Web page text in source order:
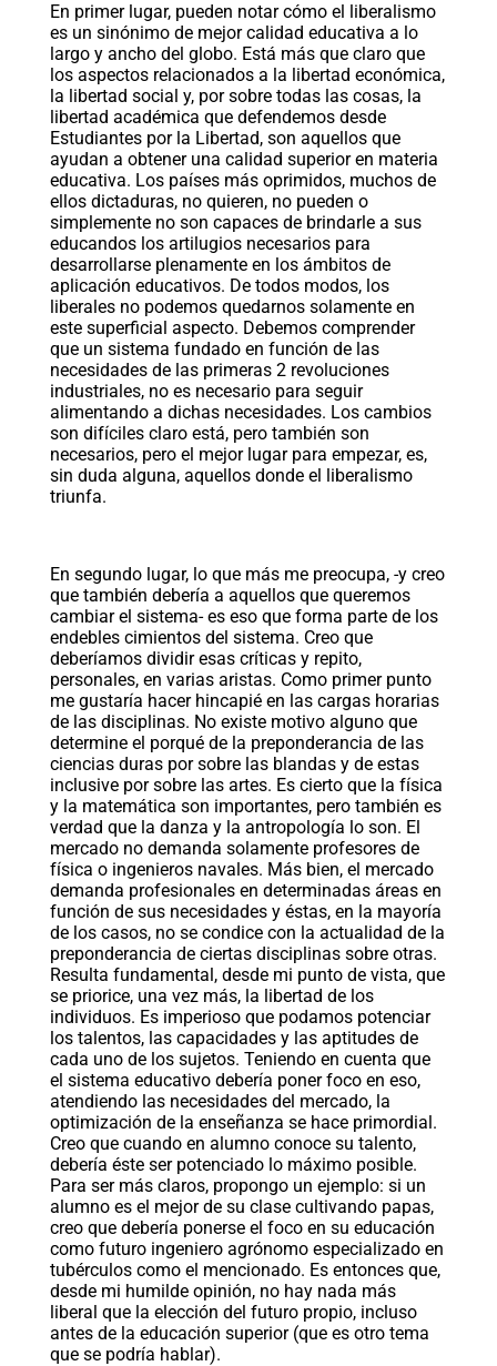
En primer lugar, pueden notar cómo el liberalismo
es un sinónimo de mejor calidad educativa a lo
largo y ancho del globo. Está más que claro que
los aspectos relacionados a la libertad económica,
la libertad social y, por sobre todas las cosas, la
libertad académica que defendemos desde
Estudiantes por la Libertad, son aquellos que
ayudan a obtener una calidad superior en materia
educativa. Los países más oprimidos, muchos de
ellos dictaduras, no quieren, no pueden o
simplemente no son capaces de brindarle a sus
educandos los artilugios necesarios para
desarrollarse plenamente en los ámbitos de
aplicación educativos. De todos modos, los
liberales no podemos quedarnos solamente en
este superficial aspecto. Debemos comprender
que un sistema fundado en función de las
necesidades de las primeras 2 revoluciones
industriales, no es necesario para seguir
alimentando a dichas necesidades. Los cambios
son difíciles claro está, pero también son
necesarios, pero el mejor lugar para empezar, es,
sin duda alguna, aquellos donde el liberalismo
triunfa.
En segundo lugar, lo que más me preocupa, -y creo
que también debería a aquellos que queremos
cambiar el sistema- es eso que forma parte de los
endebles cimientos del sistema. Creo que
deberíamos dividir esas críticas y repito,
personales, en varias aristas. Como primer punto
me gustaría hacer hincapié en las cargas horarias
de las disciplinas. No existe motivo alguno que
determine el porqué de la preponderancia de las
ciencias duras por sobre las blandas y de estas
inclusive por sobre las artes. Es cierto que la física
y la matemática son importantes, pero también es
verdad que la danza y la antropología lo son. El
mercado no demanda solamente profesores de
física o ingenieros navales. Más bien, el mercado
demanda profesionales en determinadas áreas en
función de sus necesidades y éstas, en la mayoría
de los casos, no se condice con la actualidad de la
preponderancia de ciertas disciplinas sobre otras.
Resulta fundamental, desde mi punto de vista, que
se priorice, una vez más, la libertad de los
individuos. Es imperioso que podamos potenciar
los talentos, las capacidades y las aptitudes de
cada uno de los sujetos. Teniendo en cuenta que
el sistema educativo debería poner foco en eso,
atendiendo las necesidades del mercado, la
optimización de la enseñanza se hace primordial.
Creo que cuando en alumno conoce su talento,
debería éste ser potenciado lo máximo posible.
Para ser más claros, propongo un ejemplo: si un
alumno es el mejor de su clase cultivando papas,
creo que debería ponerse el foco en su educación
como futuro ingeniero agrónomo especializado en
tubérculos como el mencionado. Es entonces que,
desde mi humilde opinión, no hay nada más
liberal que la elección del futuro propio, incluso
antes de la educación superior (que es otro tema
que se podría hablar).